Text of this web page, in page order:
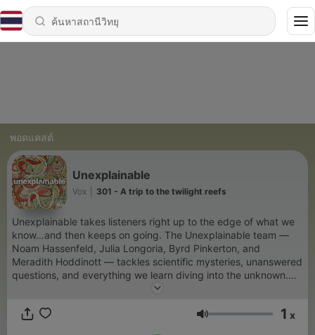
พอดแคสต์
Unexplainable
Vox 301 - A trip to the twilight reefs
Unexplainable takes listeners right up to the edge of what we
know…and then keeps on going. The Unexplainable team —
Noam Hassenfeld, Julia Longoria, Byrd Pinkerton, and
Meradith Hoddinott — tackles scientific mysteries, unanswered
questions, and everything we learn diving into the unknown.
New episodes Mondays and Wednesdays. From Vox and the
ระดับเสียง 1 x